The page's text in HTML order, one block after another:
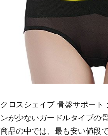
クロスシェイプ 骨盤サポート
ンが少ないガードルタイプの
商品の中では、最も安い値段